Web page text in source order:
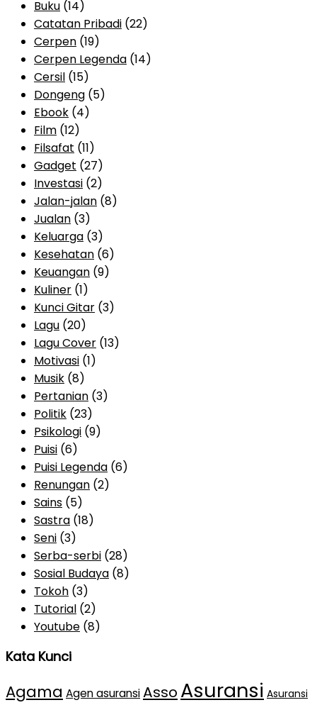
Buku (14)
Catatan Pribadi (22)
Cerpen (19)
Cerpen Legenda (14)
Cersil (15)
Dongeng (5)
Ebook (4)
Film (12)
Filsafat (11)
Gadget (27)
Investasi (2)
Jalan-jalan (8)
Jualan (3)
Keluarga (3)
Kesehatan (6)
Keuangan (9)
Kuliner (1)
Kunci Gitar (3)
Lagu (20)
Lagu Cover (13)
Motivasi (1)
Musik (8)
Pertanian (3)
Politik (23)
Psikologi (9)
Puisi (6)
Puisi Legenda (6)
Renungan (2)
Sains (5)
Sastra (18)
Seni (3)
Serba-serbi (28)
Sosial Budaya (8)
Tokoh (3)
Tutorial (2)
Youtube (8)
Kata Kunci
Agama Agen asuransiAsso Asuransi Asuransi